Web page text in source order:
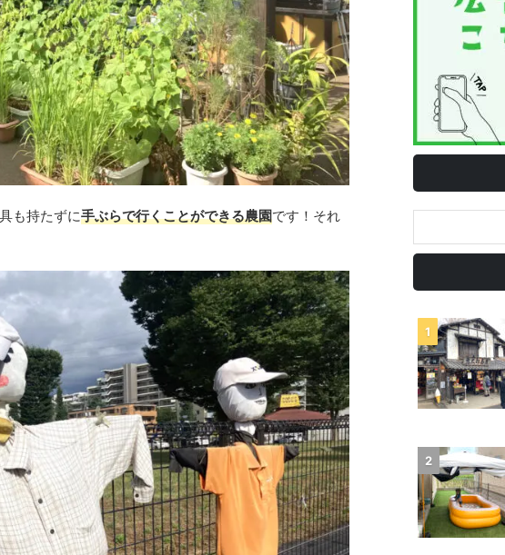
も持たずに手ぶらで行くことができる農園です！それ